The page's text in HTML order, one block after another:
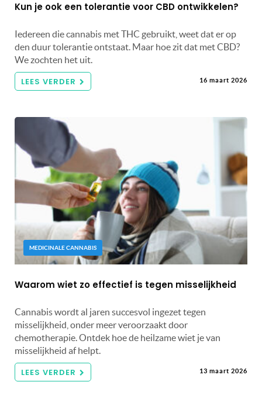
Kun je ook een tolerantie voor CBD ontwikkelen?
Iedereen die cannabis met THC gebruikt, weet dat er op
den duur tolerantie ontstaat. Maar hoe zit dat met CBD?
We zochten het uit.
LEES VERDER 16 maart 2026
MEDICINALE CANNABIS
Waarom wiet zo effectief is tegen misselijkheid
Cannabis wordt al jaren succesvol ingezet tegen
misselijkheid, onder meer veroorzaakt door
chemotherapie. Ontdek hoe de heilzame wiet je van
misselijkheid af helpt.
LEES VERDER 13 maart 2026